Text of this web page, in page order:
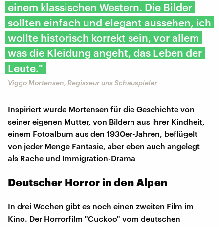
einem klassischen Western. Die Bilder
sollten einfach und elegant aussehen, ich
wollte historisch korrekt sein, vor allem
was die Kleidung angeht, das Leben der
Leute."
Viggo Mortensen, Regisseur uns Schauspieler
Inspiriert wurde Mortensen für die Geschichte von
seiner eigenen Mutter, von Bildern aus ihrer Kindheit,
einem Fotoalbum aus den 1930er-Jahren, beflügelt
von jeder Menge Fantasie, aber eben auch angelegt
als Rache und Immigration-Drama
Deutscher Horror in den Alpen
In drei Wochen gibt es noch einen zweiten Film im
Kino. Der Horrorfilm "Cuckoo" vom deutschen